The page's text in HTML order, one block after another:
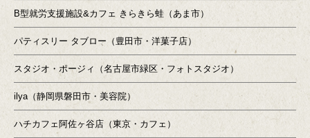
B型就労支援施設&カフェ きらきら蛙（あま市）
パティスリー タブロー（豊田市・洋菓子店）
スタジオ・ポージィ（名古屋市緑区・フォトスタジオ）
ilya（静岡県磐田市・美容院）
ハチカフェ阿佐ヶ谷店（東京・カフェ）